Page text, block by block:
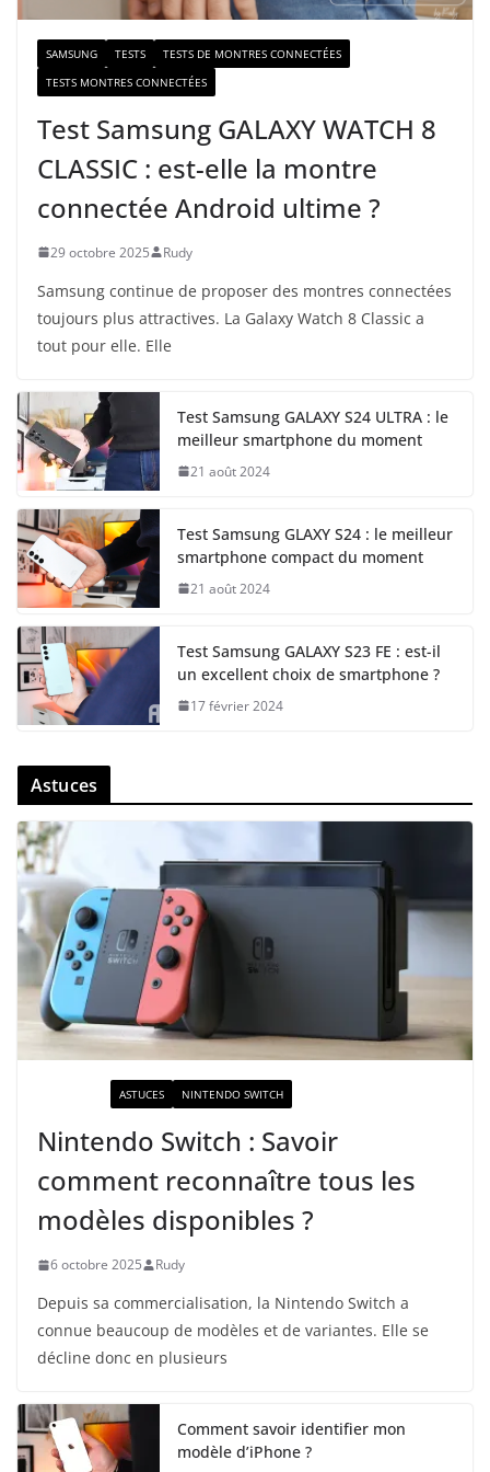
SAMSUNG TESTS
TESTS DE MONTRES CONNECTÉES
TESTS MONTRES CONNECTÉES
Test Samsung GALAXY WATCH 8
CLASSIC : est-elle la montre
connectée Android ultime ?
29 octobre 2025 Rudy
Samsung continue de proposer des montres connectées
toujours plus attractives. La Galaxy Watch 8 Classic a
tout pour elle. Elle
Test Samsung GALAXY S24 ULTRA : le
meilleur smartphone du moment
21 août 2024
Test Samsung GLAXY S24 : le meilleur
smartphone compact du moment
21 août 2024
Test Samsung GALAXY S23 FE : est-il
un excellent choix de smartphone ?
17 février 2024
Astuces
ASTUCES NINTENDO SWITCH
Nintendo Switch : Savoir
comment reconnaître tous les
modèles disponibles ?
6 octobre 2025 Rudy
Depuis sa commercialisation, la Nintendo Switch a
connue beaucoup de modèles et de variantes. Elle se
décline donc en plusieurs
Comment savoir identifier mon
modèle d’iPhone ?